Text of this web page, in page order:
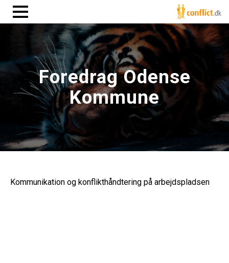
Foredrag Odense
Kommune
Kommunikation og konflikthåndtering på arbejdspladsen